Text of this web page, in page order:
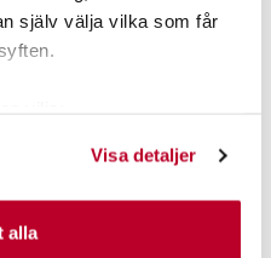
själv välja vilka som får
att aktivt skanna den för
Visa detaljer
alla